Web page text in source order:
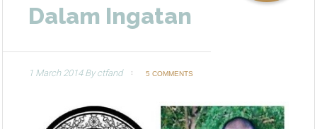
Dalam Ingatan
1 March 2014Byctfand 5 COMMENTS